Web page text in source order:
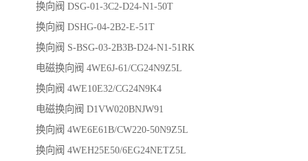
换向阀 DSG-01-3C2-D24-N1-50T
换向阀 DSHG-04-2B2-E-51T
换向阀 S-BSG-03-2B3B-D24-N1-51RK
电磁换向阀 4WE6J-61/CG24N9Z5L
换向阀 4WE10E32/CG24N9K4
电磁换向阀 D1VW020BNJW91
换向阀 4WE6E61B/CW220-50N9Z5L
换向阀 4WEH25E50/6EG24NETZ5L